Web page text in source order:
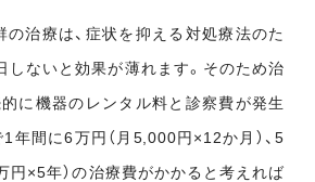
の治療は、症状を抑える対処療法のた
しないと効果が薄れます。そのため治
に機器のレンタル料と診察費が発生
年間に6万円（月5,000円×12か月）、5
円×5年）の治療費がかかると考えれば